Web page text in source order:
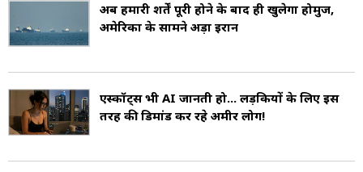
इजरायल की नीतियों की खुलकर आलोचना करता रहा
है. अमेरिका, जो इजरायल का प्रमुख सहयोगी है, ईरान पर
बाते दें कि संयुक्त राज्य अमेरिका उत्तर में कनाडा, दक्षिण
में मैक्सिको, पूर्व में अटलांटिक महासागर और पश्चिम में
अब हमारी शर्तें पूरी होने के बाद ही खुलेगा होर्मुज,
अमेरिका के सामने अड़ा ईरान
एस्कॉर्ट्स भी AI जानती हो... लड़कियों के लिए इस
तरह की डिमांड कर रहे अमीर लोग!